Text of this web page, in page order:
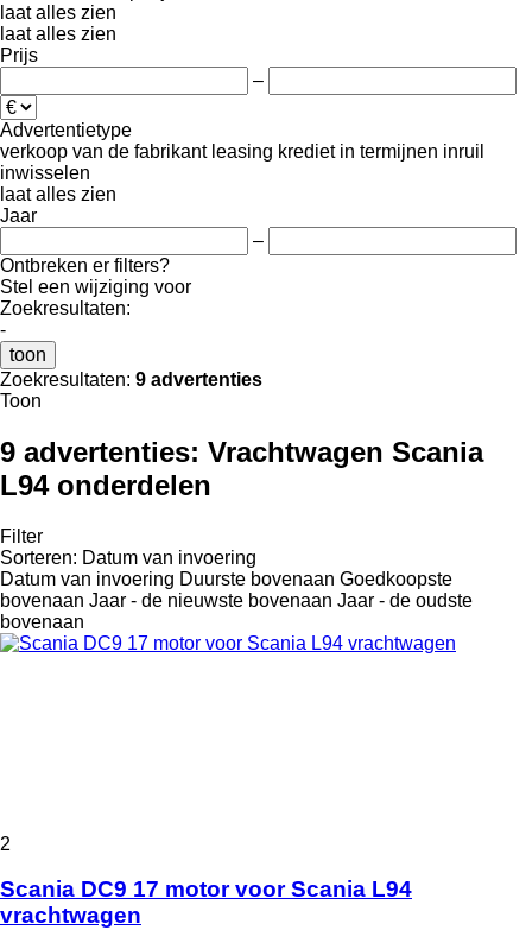
laat alles zien
laat alles zien
Prijs
–
Advertentietype
verkoop van de fabrikant leasing krediet in termijnen inruil
inwisselen
laat alles zien
Jaar
–
Ontbreken er filters?
Stel een wijziging voor
Zoekresultaten:
-
toon
Zoekresultaten: 9 advertenties
Toon
9 advertenties: Vrachtwagen Scania
L94 onderdelen
Filter
Sorteren: Datum van invoering
Datum van invoering Duurste bovenaan Goedkoopste
bovenaan Jaar - de nieuwste bovenaan Jaar - de oudste
bovenaan
2
Scania DC9 17 motor voor Scania L94
vrachtwagen